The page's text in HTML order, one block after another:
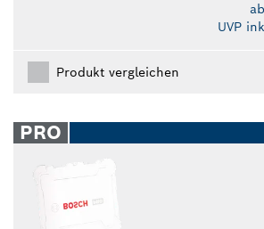
ab
UVP
Produkt vergleichen
PRO